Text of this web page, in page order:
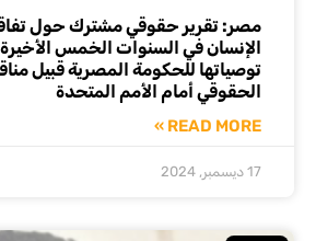
مصر: تقرير حقوقي مشترك حول
توصياتها للحكومة المصرية قبيل
الحقوقي أمام الأمم المتحدة
READ MORE »
17 ديسمبر, 2024